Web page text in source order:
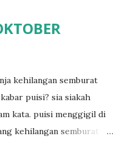
kehilangan semburat
puisi? sia siakah
kata. puisi menggigil di
kehilangan semburat